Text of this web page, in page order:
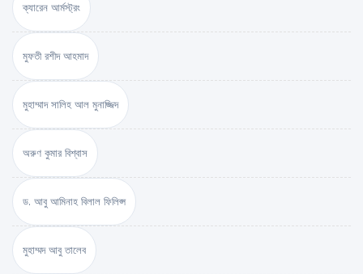
ক্যারেন আর্মস্ট্রং
মুফতী রশীদ আহমাদ
মুহাম্মাদ সালিহ আল মুনাজ্জিদ
অরুণ কুমার বিশ্বাস
ড. আবু আমিনাহ বিলাল ফিলিপ্স
মুহাম্মদ আবু তালেব